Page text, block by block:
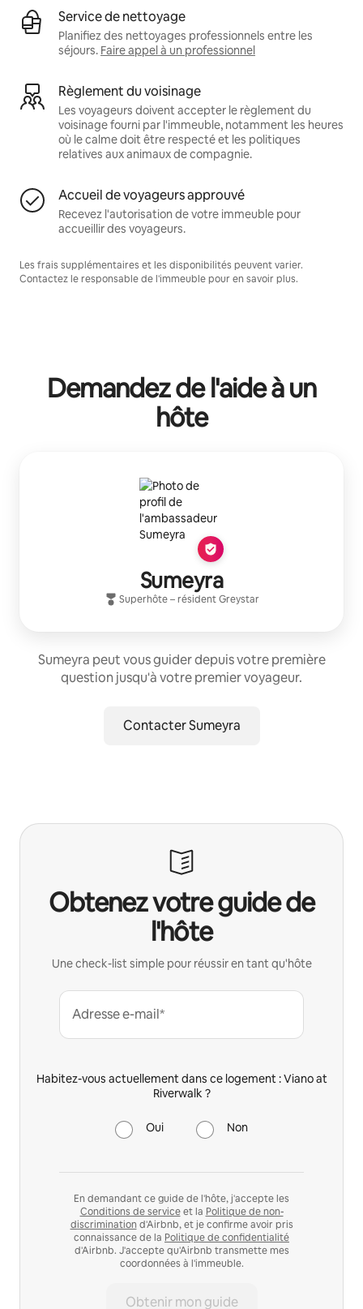
Service de nettoyage
Planifiez des nettoyages professionnels entre les
séjours. Faire appel à un professionnel
Règlement du voisinage
Les voyageurs doivent accepter le règlement du
voisinage fourni par l'immeuble, notamment les heures
où le calme doit être respecté et les politiques
relatives aux animaux de compagnie.
Accueil de voyageurs approuvé
Recevez l'autorisation de votre immeuble pour
accueillir des voyageurs.
Les frais supplémentaires et les disponibilités peuvent varier.
Contactez le responsable de l'immeuble pour en savoir plus.
Demandez de l'aide à un
hôte
Sumeyra
Superhôte– résidentGreystar
Sumeyra peut vous guider depuis votre première
question jusqu'à votre premier voyageur.
Contacter Sumeyra
Obtenez votre guide de
l'hôte
Une check-list simple pour réussir en tant qu'hôte
Adresse e-mail*
Habitez-vous actuellement dans ce logement : Viano at
Riverwalk ?
Oui Non
En demandant ce guide de l'hôte, j'accepte les
Conditions de serviceet la Politique de non-
discrimination d'Airbnb, et je confirme avoir pris
connaissance de la Politique de confidentialité
d'Airbnb. J'accepte qu'Airbnb transmette mes
coordonnées à l'immeuble.
Obtenir mon guide